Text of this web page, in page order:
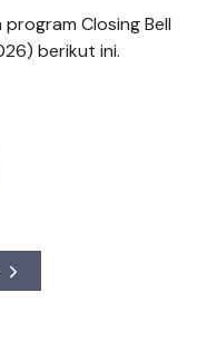
Closing Bell
berikut ini.